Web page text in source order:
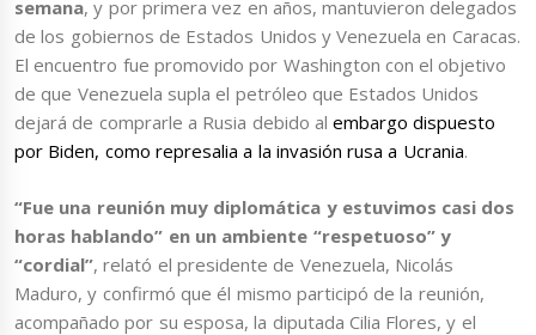
semana, y por primera vez en años, mantuvieron delegados
de los gobiernos de Estados Unidos y Venezuela en Caracas.
El encuentro fue promovido por Washington con el objetivo
de que Venezuela supla el petróleo que Estados Unidos
dejará de comprarle a Rusia debido alembargo dispuesto
por Biden, como represalia a la invasión rusa a Ucrania.
“Fue una reunión muy diplomática y estuvimos casi dos
horas hablando” en un ambiente “respetuoso” y
“cordial”, relató el presidente de Venezuela, Nicolás
Maduro, y confirmó que él mismo participó de la reunión,
acompañado por su esposa, la diputada Cilia Flores, y el